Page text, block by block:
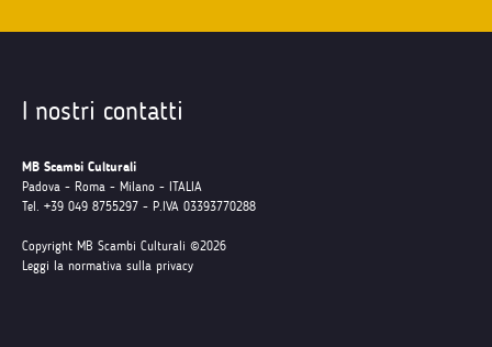
I nostri contatti
MB Scambi Culturali
Padova - Roma - Milano - ITALIA
Tel. +39 049 8755297 - P.IVA 03393770288
Copyright MB Scambi Culturali ©2026
Leggi la normativa sulla privacy